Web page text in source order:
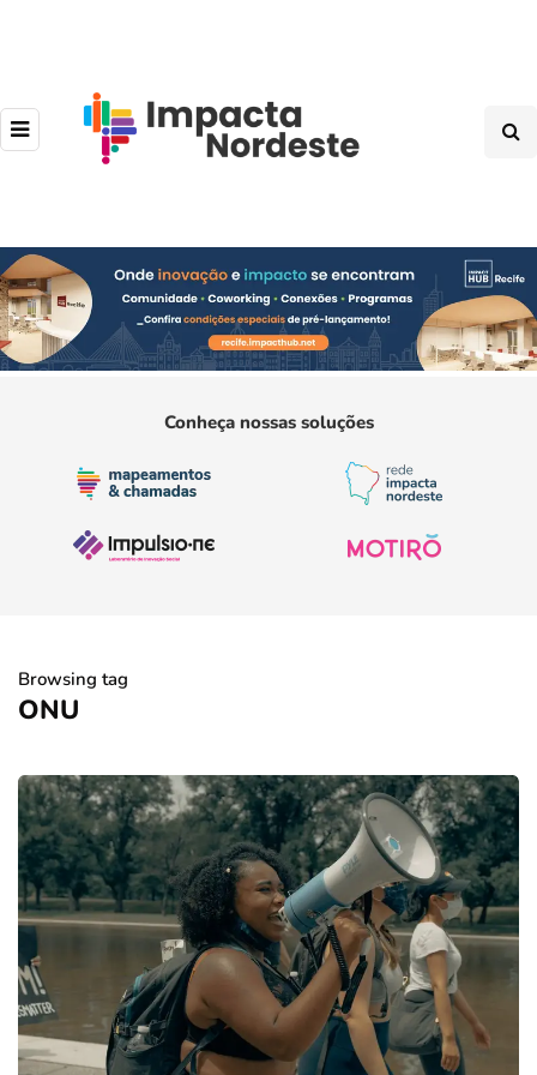
Conheça nossas soluções
Browsing tag
ONU